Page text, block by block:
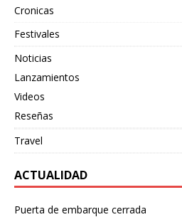
Cronicas
Festivales
Noticias
Lanzamientos
Videos
Reseñas
Travel
ACTUALIDAD
Puerta de embarque cerrada